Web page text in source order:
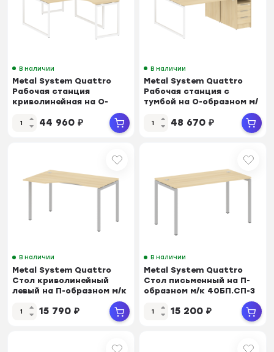
В наличии
Metal System Quattro
Рабочая станция
криволинейная на О-
образном м/к 40БО.РАС...
44 960 ₽
В наличии
Metal System Quattro
Рабочая станция с
тумбой на О-образном м/
48 670 ₽
В наличии
Metal System Quattro
Стол криволинейный
левый на П-образном м/к
15 790 ₽
В наличии
Metal System Quattro
Стол письменный на П-
образном м/к 40БП.СП-3
15 200 ₽